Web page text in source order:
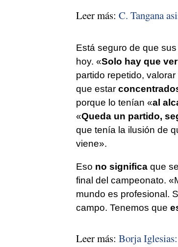
Leer más: C. Tangana
Está seguro de que
hoy. «Solo hay que
partido repetido,
que estar
porque lo tenían «al
«Queda un partido,
que tenía la ilusión de
viene».
Eso no significaque se
final del campeonato.
mundo es profesional.
campo. Tenemos que
Leer más: Borja